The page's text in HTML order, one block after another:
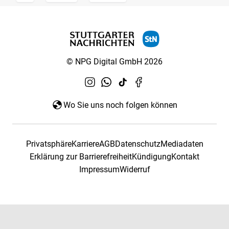
© NPG Digital GmbH 2026
Wo Sie uns noch folgen können
PrivatsphäreKarriereAGBDatenschutzMediadaten
Erklärung zur BarrierefreiheitKündigungKontakt
ImpressumWiderruf